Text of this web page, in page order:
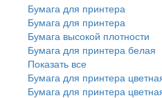
Бумага для принтера
Бумага для принтера
Бумага высокой плотности
Бумага для принтера белая
Показать все
Бумага для принтера
Бумага для принтера